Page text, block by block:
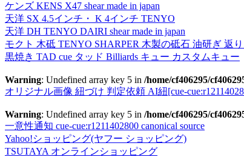
ケンズ KENS X47 shear made in japan
天洋 SX 4.5インチ・ K 4インチ TENYO
天洋 DH TENYO DAIRI shear made in japan
モクト 木砥 TENYO SHARPER 木製の砥石 油研ぎ 返
黒焼き TAD cue タッド Billiards キュー カスタムキュー
Warning: Undefined array key 5 in /home/cf406295/
オリジナル画像 紐づけ 判定依頼 AI紐[cue-
Warning: Undefined array key 5 in /home/cf406295/
一意性通知 cue-cue:r1211402800 canonical source
Yahoo!ショッピング(ヤフー ショッピング)
TSUTAYA オンラインショッピング